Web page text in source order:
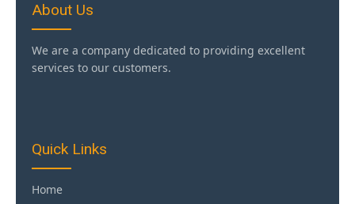
About Us
We are a company dedicated to providing excellent
services to our customers.
Quick Links
Home